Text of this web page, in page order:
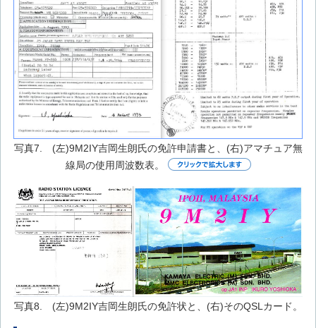
写真7. (左)9M2IY吉岡生朗氏の免許申請書と、(右)アマチュア無
線局の使用周波数表。
写真8. (左)9M2IY吉岡生朗氏の免許状と、(右)そのQSLカード。